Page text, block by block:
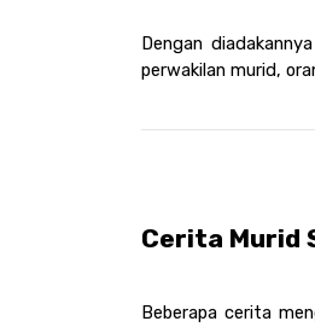
Dengan diadakannya
perwakilan murid,
Cerita Murid
Beberapa cerita